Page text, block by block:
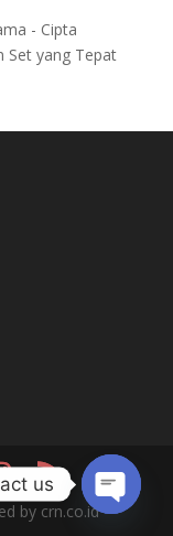
- Cipta
Set yang Tepat
by crn.co.id
us